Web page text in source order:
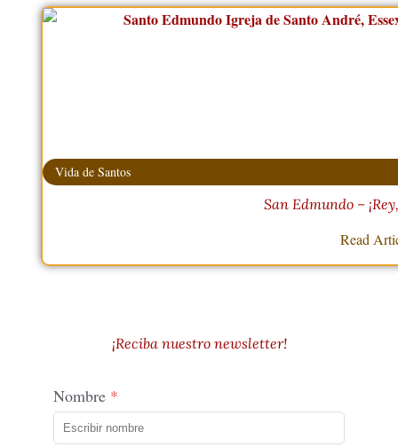
Vida de Santos
San Edmundo –
Read
¡Reciba nuestro newsletter!
Nombre